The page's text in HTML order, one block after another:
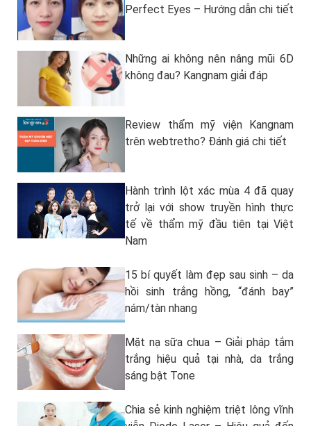
Perfect Eyes – Hướng dẫn chi tiết
Những ai không nên nâng mũi 6D
không đau? Kangnam giải đáp
Review thẩm mỹ viện Kangnam
trên webtretho? Đánh giá chi tiết
Hành trình lột xác mùa 4 đã quay
trở lại với show truyền hình thực
tế về thẩm mỹ đầu tiên tại Việt
Nam
15 bí quyết làm đẹp sau sinh – da
hồi sinh trắng hồng, “đánh bay”
nám/tàn nhang
Mặt nạ sữa chua – Giải pháp tắm
trắng hiệu quả tại nhà, da trắng
sáng bật Tone
Chia sẻ kinh nghiệm triệt lông vĩnh